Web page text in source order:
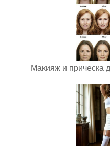
Макияж и прическа